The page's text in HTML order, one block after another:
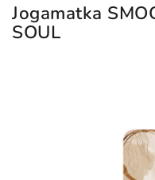
Jogamatka
SOUL